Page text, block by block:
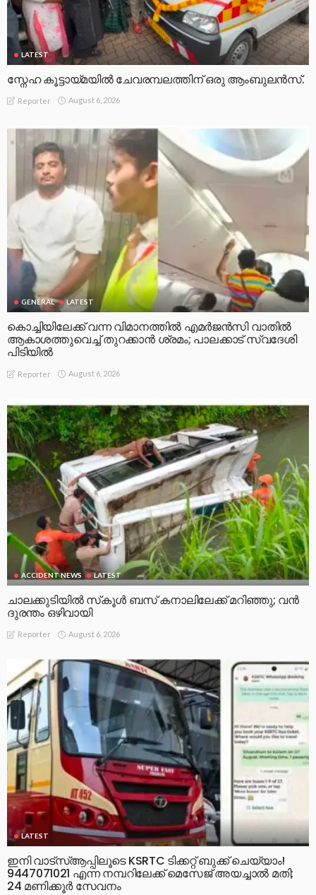
LATEST
സ്നേഹ കൂട്ടായ്മയിൽ ചേവരമ്പലത്തിന് ഒരു ആംബുലൻസ്.
Reporter August 6, 2026
GENERAL LATEST
കൊച്ചിയിലേക്ക് വന്ന വിമാനത്തിൽ എമർജൻസി വാതിൽ
ആകാശത്തുവെച്ച് തുറക്കാൻ ശ്രമം; പാലക്കാട് സ്വദേശി
പിടിയിൽ
Reporter August 6, 2026
ACCIDENT NEWS LATEST
ചാലക്കുടിയിൽ സ്‌കൂൾ ബസ് കനാലിലേക്ക് മറിഞ്ഞു; വൻ
ദുരന്തം ഒഴിവായി
Reporter August 6, 2026
LATEST
ഇനി വാട്‌സ്ആപ്പിലൂടെ KSRTC ടിക്കറ്റ് ബുക്ക് ചെയ്യാം!
9447071021 എന്ന നമ്പറിലേക്ക് മെസേജ് അയച്ചാൽ മതി;
24 മണിക്കൂർ സേവനം